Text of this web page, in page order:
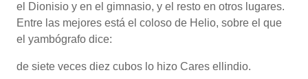
el Dionisio y en el gimnasio, y el resto en otros lugares.
Entre las mejores está el coloso de Helio, sobre el que
el yambógrafo dice:
de siete veces diez cubos lo hizo Cares ellindio.